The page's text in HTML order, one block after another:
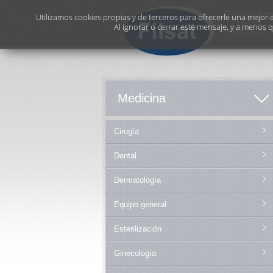
Medicina
Cirugía
Dental
Dermatología
Equipo general
Esterilización
Ginecología
Utilizamos cookies propias y de terceros para ofrecerle una mejor
Al ignorar o cerrar este mensaje, y a menos